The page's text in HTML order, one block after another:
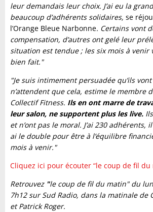
leur demandais leur choix. J’ai eu la
beaucoup d’adhérents solidaires, se
l’Orange Bleue Narbonne. Certains vont
compensation, d’autres ont gelé leur
situation est tendue ; les six mois à venir
bien fait."
"Je suis intimement persuadée qu’ils
n’attendent que cela, estime le membre
Collectif Fitness. Ils en ont marre de
leur salon, ne supportent plus les live.
et n’ont pas le moral. J’ai 230 adhérents,
ai le double pour être à l’équilibre
mois à venir."
Cliquez ici pour écouter “le coup de fil du
Retrouvez "le coup de fil du matin" du
7h12 sur Sud Radio, dans la matinale de
et Patrick Roger.